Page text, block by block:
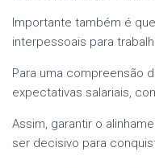
Importante também é
interpessoais para
Para uma compreensão
expectativas salariais,
Assim, garantir o
ser decisivo para